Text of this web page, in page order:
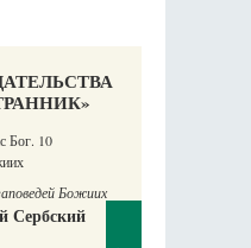
Божиих
Сербский